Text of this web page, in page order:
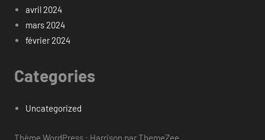
avril 2024
mars 2024
février 2024
Categories
Uncategorized
Thème WordPress : Harrison par ThemeZee.